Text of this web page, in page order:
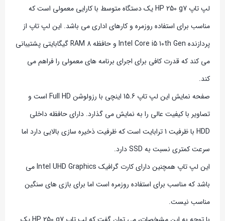
لپ تاپ HP 250 g7 یک دستگاه متوسط با کارایی معمولی است که
مناسب برای استفاده روزمره و کارهای اداری می باشد. این لپ تاپ از
پردازنده Intel Core i5 10th Gen و حافظه RAM 8 گیگابایتی پشتیبانی
می کند که قدرت کافی برای اجرای برنامه های معمولی را فراهم می
کند.
صفحه نمایش این لپ تاپ 15.6 اینچی با رزولوشن Full HD است و
تصاویر با کیفیت عالی را به نمایش می گذارد. دارای حافظه داخلی
HDD با ظرفیت 1 ترابایت است که ظرفیت ذخیره سازی بالایی دارد اما
سرعت کمتری نسبت به SSD دارد.
این لپ تاپ همچنین دارای کارت گرافیک Intel UHD Graphics می
باشد که مناسب برای استفاده روزمره است اما برای بازی های سنگین
مناسب نیست.